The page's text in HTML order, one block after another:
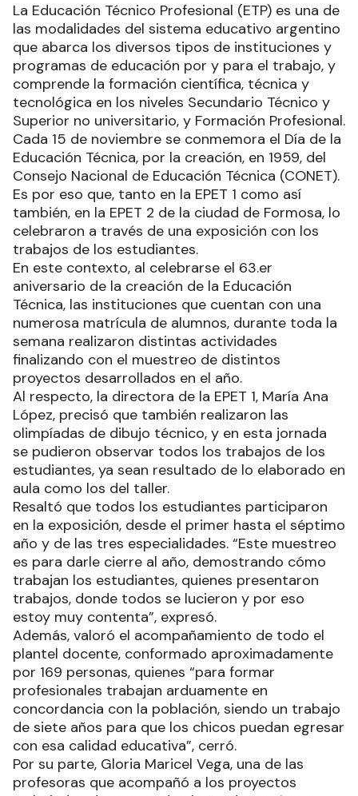
La Educación Técnico Profesional (ETP) es una de
las modalidades del sistema educativo argentino
que abarca los diversos tipos de instituciones y
programas de educación por y para el trabajo, y
comprende la formación científica, técnica y
tecnológica en los niveles Secundario Técnico y
Superior no universitario, y Formación Profesional.
Cada 15 de noviembre se conmemora el Día de la
Educación Técnica, por la creación, en 1959, del
Consejo Nacional de Educación Técnica (CONET).
Es por eso que, tanto en la EPET 1 como así
también, en la EPET 2 de la ciudad de Formosa, lo
celebraron a través de una exposición con los
trabajos de los estudiantes.
En este contexto, al celebrarse el 63.er
aniversario de la creación de la Educación
Técnica, las instituciones que cuentan con una
numerosa matrícula de alumnos, durante toda la
semana realizaron distintas actividades
finalizando con el muestreo de distintos
proyectos desarrollados en el año.
Al respecto, la directora de la EPET 1, María Ana
López, precisó que también realizaron las
olimpíadas de dibujo técnico, y en esta jornada
se pudieron observar todos los trabajos de los
estudiantes, ya sean resultado de lo elaborado en
aula como los del taller.
Resaltó que todos los estudiantes participaron
en la exposición, desde el primer hasta el séptimo
año y de las tres especialidades. “Este muestreo
es para darle cierre al año, demostrando cómo
trabajan los estudiantes, quienes presentaron
trabajos, donde todos se lucieron y por eso
estoy muy contenta”, expresó.
Además, valoró el acompañamiento de todo el
plantel docente, conformado aproximadamente
por 169 personas, quienes “para formar
profesionales trabajan arduamente en
concordancia con la población, siendo un trabajo
de siete años para que los chicos puedan egresar
con esa calidad educativa”, cerró.
Por su parte, Gloria Maricel Vega, una de las
profesoras que acompañó a los proyectos